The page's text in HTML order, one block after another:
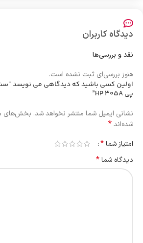
دیدگاه کاربران
نقد و بررسی‌ها
هنوز بررسی‌ای ثبت نشده است.
اولین کسی باشید که دیدگاهی می نویسد “ست
پی HP 305A”
نشانی ایمیل شما منتشر نخواهد شد. بخش‌های
شده‌اند*
امتیاز شما*
دیدگاه شما*